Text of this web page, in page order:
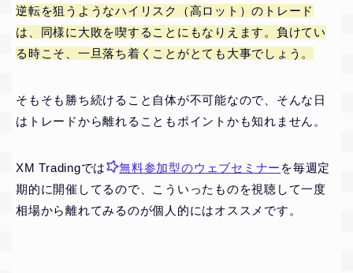
逆転を狙うようなハイリスク（高ロット）のトレード
は、同様に大敗を喫することにもなりえます。負けてい
る時こそ、一旦落ち着くことがとても大事でしょう。
そもそも勝ち続けること自体が不可能なので、そんな日
はトレードから離れることもポイントかも知れません。
XM Tradingでは 無料参加型のウェブセミナー を毎週定
期的に開催してるので、こういったものを視聴して一度
相場から離れてみるのが個人的にはオススメです。